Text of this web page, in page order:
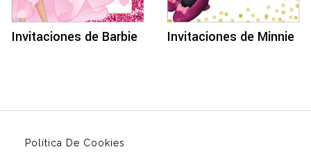
Invitaciones de Barbie Invitaciones de Minnie
Política De Cookies